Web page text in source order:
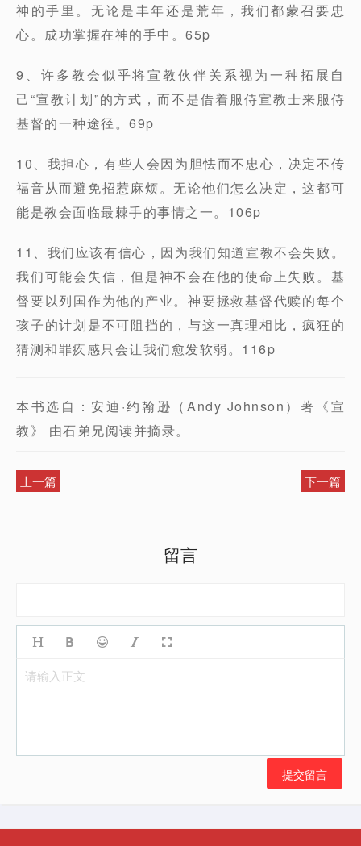
神的手里。无论是丰年还是荒年，我们都蒙召要忠
心。成功掌握在神的手中。65p
9、许多教会似乎将宣教伙伴关系视为一种拓展自
己“宣教计划”的方式，而不是借着服侍宣教士来服侍
基督的一种途径。69p
10、我担心，有些人会因为胆怯而不忠心，决定不传
福音从而避免招惹麻烦。无论他们怎么决定，这都可
能是教会面临最棘手的事情之一。106p
11、我们应该有信心，因为我们知道宣教不会失败。
我们可能会失信，但是神不会在他的使命上失败。基
督要以列国作为他的产业。神要拯救基督代赎的每个
孩子的计划是不可阻挡的，与这一真理相比，疯狂的
猜测和罪疚感只会让我们愈发软弱。116p
本书选自：安迪·约翰逊（Andy Johnson）著《宣
教》 由石弟兄阅读并摘录。
上一篇 下一篇
留言
请输入正文
提交留言